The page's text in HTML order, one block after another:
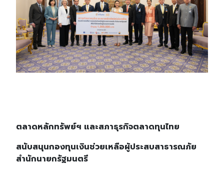
ตลาดหลักทรัพย์ฯ และสภาธุรกิจตลาดทุนไทย
สนับสนุนกองทุนเงินช่วยเหลือผู้ประสบสาธารณภัย
สำนักนายกรัฐมนตรี